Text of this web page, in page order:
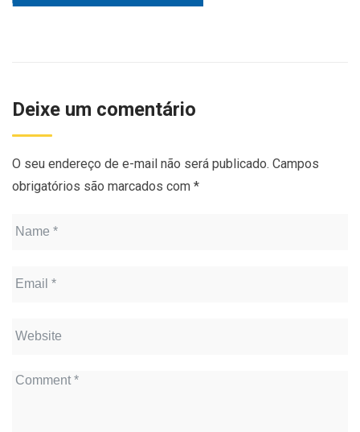
Deixe um comentário
O seu endereço de e-mail não será publicado. Campos
obrigatórios são marcados com *